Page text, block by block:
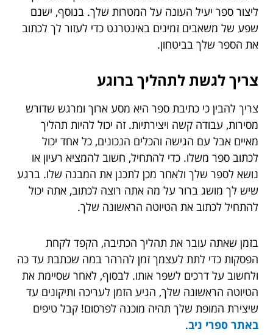
ליצור ספר יעיל העונה על המטרות שלך. בנוסף, ישנם
שפע של משאבים זמינים באינטרנט כדי לעזור לך לכתוב
את הספר שלך בביטחון.
צריך לגשת לתהליך ברוגע
צריך להבין כי כתיבת ספר היא מסע ארוך ומרגש שדורש
מסירות, עבודה קשה ויצירתיות. זה יכול להיות תהליך
מאיים אבל עם הגישה והכלים הנכונים, כל אחד יכול
לכתוב ספר משלו. כדי להתחיל, חשוב להמציא רעיון או
נושא לספר שלך ולאחר מכן לתכנן את המבנה שלו. ברגע
שיש לך מושג ברור על מה אתה רוצה לכתוב, אתה יכול
להתחיל לכתוב את הטיוטה הראשונה שלך.
בזמן שאתה עובר את תהליך הכתיבה, הקפד לקחת
הפסקות כדי לתת לעצמך זמן להרהר במה שכתבת עד כה
ולחשוב על דרכים לשפר אותו. לבסוף, לאחר שסיימת את
הטיוטה הראשונה שלך, הגיע הזמן לעריכה ותיקונים עד
שיצירת המופת שלך תהיה מוכנה לפרסום! קבל טיפים
באתר ספרי ניב.